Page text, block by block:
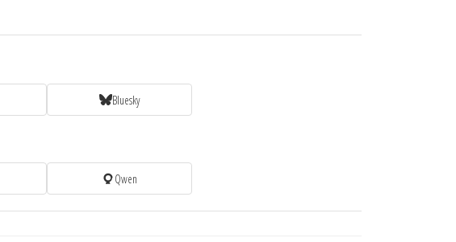
Bluesky
Qwen